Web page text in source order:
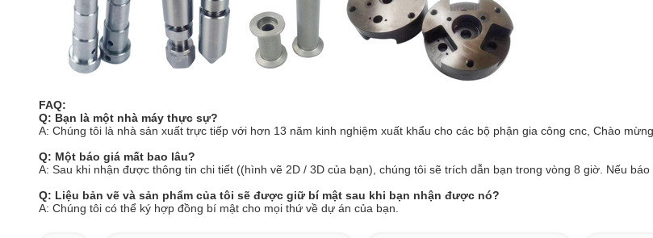
FAQ:
Q: Bạn là một nhà máy thực sự?
A: Chúng tôi là nhà sản xuất trực tiếp với hơn 13 năm kinh nghiệm xuất khẩu cho các bộ phận gia công cnc, Chào
Q: Một báo giá mất bao lâu?
A: Sau khi nhận được thông tin chi tiết ((hình vẽ 2D / 3D của bạn), chúng tôi sẽ trích dẫn bạn trong vòng 8 giờ. Nếu
Q: Liệu bản vẽ và sản phẩm của tôi sẽ được giữ bí mật sau khi bạn nhận được nó?
A: Chúng tôi có thể ký hợp đồng bí mật cho mọi thứ về dự án của bạn.